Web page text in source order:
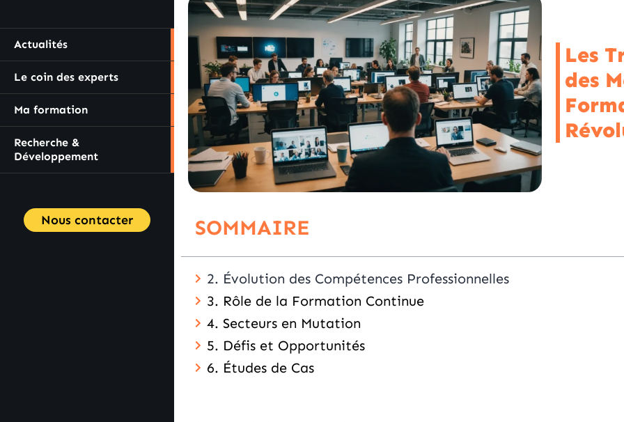
Actualités
Le coin des experts
Ma formation
Recherche &
Développement
Nous contacter
Les
des
SOMMAIRE
2. Évolution des Compétences Professionnelles
3. Rôle de la Formation Continue
4. Secteurs en Mutation
5. Défis et Opportunités
6. Études de Cas